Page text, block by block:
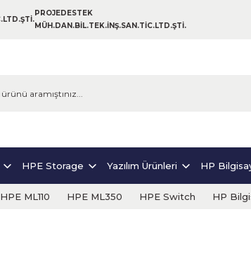
PROJEDESTEK
MÜH.DAN.BİL.TEK.İNŞ.SAN.TİC.LTD.ŞTİ.
HPE Storage Yazılım Ürünleri HP
HPE ML110 HPE ML350 HPE Switch HP